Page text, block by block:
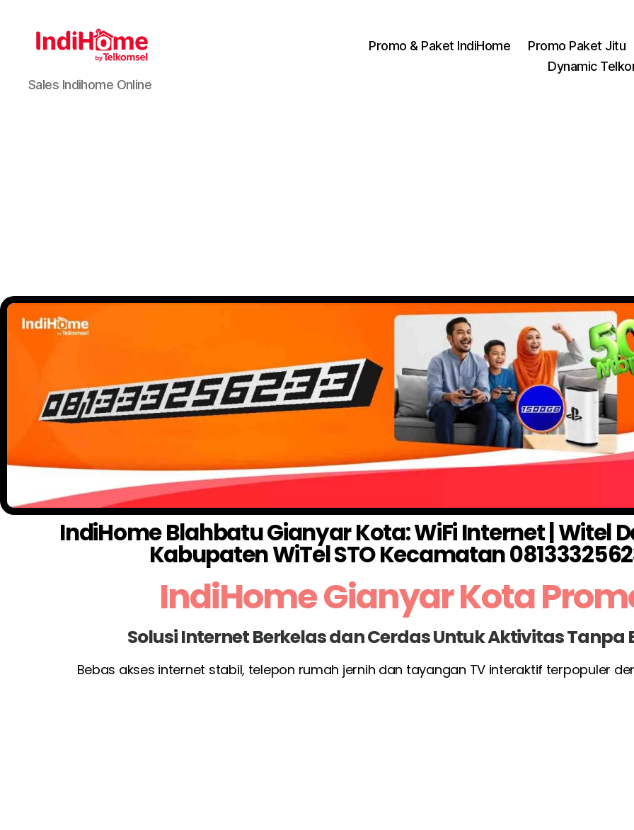
Sales Indihome Online
Promo & Paket IndiHome
Promo Paket Jitu
Dynamic
IndiHome Blahbatu Gianyar Kota: WiFi Internet | Witel
Kabupaten WiTel STO Kecamatan
IndiHome Gianyar Kota
Solusi Internet Berkelas dan Cerdas Untuk Aktivitas Tanpa
Bebas akses internet stabil, telepon rumah jernih dan tayangan TV interaktif terpopuler